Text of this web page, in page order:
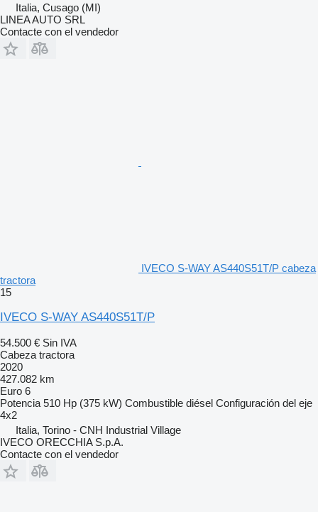
Italia, Cusago (MI)
LINEA AUTO SRL
Contacte con el vendedor
IVECO S-WAY AS440S51T/P cabeza
tractora
15
IVECO S-WAY AS440S51T/P
54.500 € Sin IVA
Cabeza tractora
2020
427.082 km
Euro 6
Potencia 510 Hp (375 kW) Combustible diésel Configuración del eje
4x2
Italia, Torino - CNH Industrial Village
IVECO ORECCHIA S.p.A.
Contacte con el vendedor